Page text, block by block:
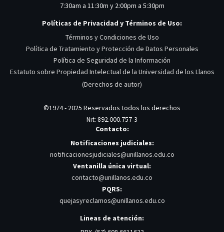
7:30am a 11:30m y 2:00pm a 5:30pm
Políticas de Privacidad y Términos de Uso:
Términos y Condiciones de Uso
Política de Tratamiento y Protección de Datos Personales
Política de Seguridad de la Información
Estatuto sobre Propiedad Intelectual de la Universidad de los Llanos
(Derechos de autor)
©1974 - 2025 Reservados todos los derechos
Nit: 892.000.757-3
Contacto:
Notificaciones judiciales:
notificacionesjudiciales@unillanos.edu.co
Ventanilla única virtual:
contacto@unillanos.edu.co
PQRS:
quejasyreclamos@unillanos.edu.co
Lineas de atención: